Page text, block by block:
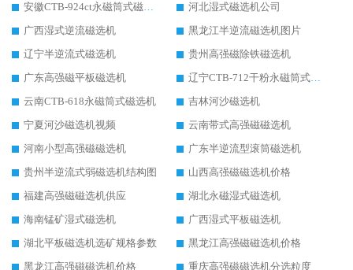
安徽CTB-924ct永磁筒式磁选机
河北湿式磁选机公司
广西湿式逆流磁选机
黑龙江半逆流磁选机图片
辽宁半逆流式磁选机
贵州高强磁除铁磁选机
广东高强磁平板磁选机
辽宁CTB-712干粉永磁筒式磁选机
云南CTB-618永磁筒式磁选机
吉林河沙磁选机
宁夏河沙磁选机视频
云南带式高强磁磁选机
河南小型高强磁磁选机
广东半逆流型滚筒磁选机
贵州半逆流式弱磁选机结构图
山西高强磁磁选机价格
福建高强磁磁选机供应
湖北永磁湿式磁选机
海南锰矿湿式磁选机
广西湿式平板磁选机
湖北平板磁选机选矿规格参数
黑龙江高强磁磁选机价格
黑龙江高强磁磁选机价格
重庆高强磁磁选机分选粒度